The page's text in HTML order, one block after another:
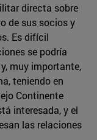
directa sobre
de sus socios y
Es difícil
se podría
muy importante,
teniendo en
Continente
interesada, y el
las relaciones